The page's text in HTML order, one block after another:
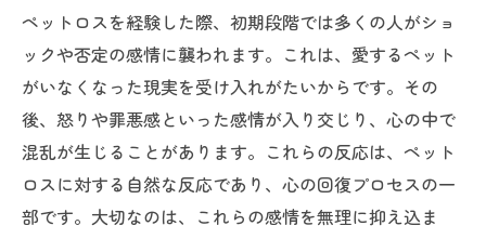
思い出を通じて心を癒す方法
ペットの存在が教えてくれること
時間とともに変わる心の風景
ペットロスを通じて学ぶ感謝の気持ち
新たな日常を受け入れる心の準備
愛するペットを失った後の心の変化を知る
ペットロスを経験した際、初期段階では多くの人がショ
ックや否定の感情に襲われます。これは、愛するペット
がいなくなった現実を受け入れがたいからです。その
後、怒りや罪悪感といった感情が入り交じり、心の中で
混乱が生じることがあります。これらの反応は、ペット
ロスに対する自然な反応であり、心の回復プロセスの一
部です。大切なのは、これらの感情を無理に抑え込ま